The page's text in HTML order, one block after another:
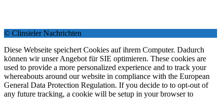
© Clinsieler Nachrichten
Diese Webseite speichert Cookies auf ihrem Computer. Dadurch
können wir unser Angebot für SIE optimieren. These cookies are
used to provide a more personalized experience and to track your
whereabouts around our website in compliance with the European
General Data Protection Regulation. If you decide to to opt-out of
any future tracking, a cookie will be setup in your browser to